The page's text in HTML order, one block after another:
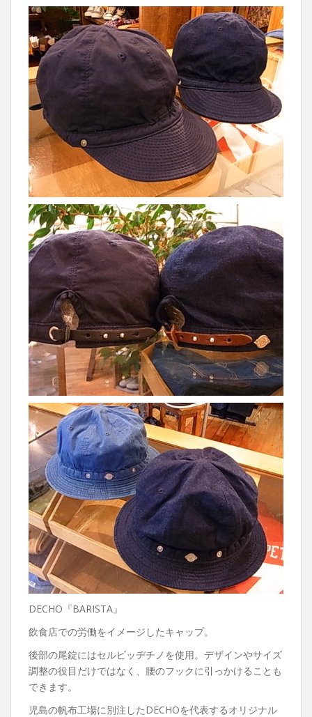
DECHO『BARISTA』
飲食店での労働をイメージしたキャップ。
後部の尾錠にはセルビッヂチノを使用。デザインやサイズ
調整の役目だけではなく、腰のフックに引っかけることも
できます。
児島の帆布工場に別注したDECHOを代表するオリジナル